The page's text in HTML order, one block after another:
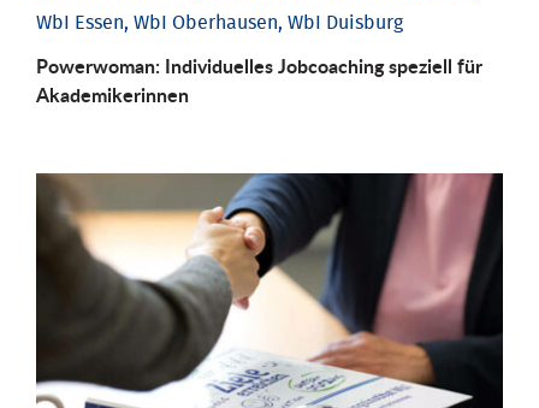
WbI Essen, WbI Oberhausen, WbI Duisburg
Powerwoman: Individu­elles Job­coaching speziell für
Aka­demiker­innen